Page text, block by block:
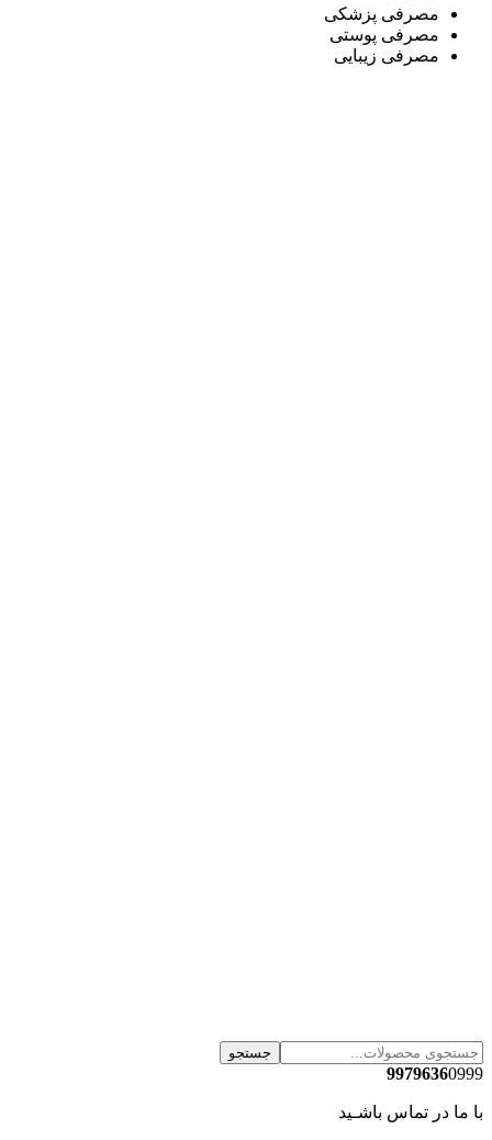
مصرفی پزشکی
مصرفی پوستی
مصرفی زیبایی
جستجو
99796360999
با ما در تماس باشـید